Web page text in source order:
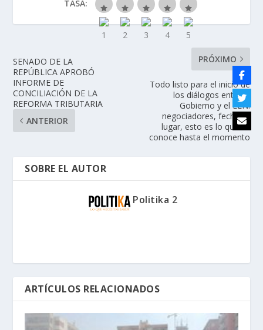
TASA:
SENADO DE LA
REPÚBLICA APROBÓ
INFORME DE
CONCILIACIÓN DE LA
REFORMA TRIBUTARIA
ANTERIOR
PRÓXIMO
Todo listo para el inicio de
los diálogos entre el
Gobierno y el ELN:
negociadores, fechas y
lugar, esto es lo que se
conoce hasta el momento
SOBRE EL AUTOR
Politika 2
ARTÍCULOS RELACIONADOS